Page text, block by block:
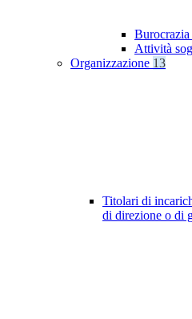
Burocrazia
Attività
Organizzazione 13
Titolari di
di direzione o di